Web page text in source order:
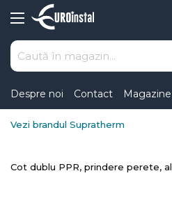
to
Content
Despre noi Contact Magazine
Vezi brandul Supratherm
Cot dublu PPR, prindere perete,